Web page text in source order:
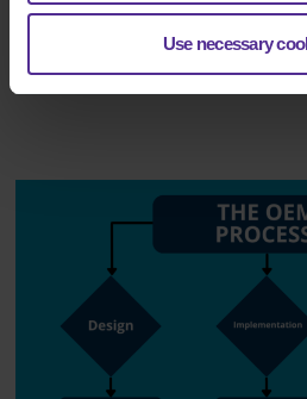
Use necessary
Här kan du läsa en artikel om